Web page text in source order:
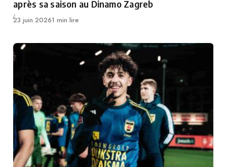
après sa saison au Dinamo Zagreb
Publié
23 juin 20261 min lire